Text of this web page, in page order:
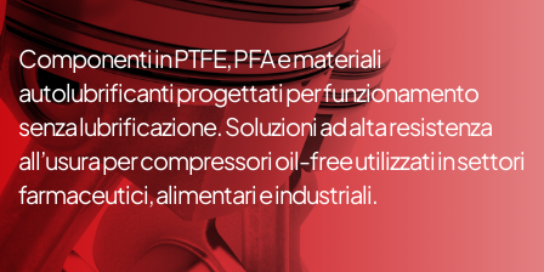
Componenti in PTFE, PFA e materiali
autolubrificanti progettati per funzionamento
senza lubrificazione. Soluzioni ad alta resistenza
all’usura per compressori oil-free utilizzati in settori
farmaceutici, alimentari e industriali.